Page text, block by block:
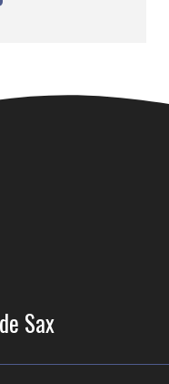
Sax